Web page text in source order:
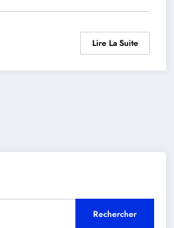
Lire La Suite
Rechercher